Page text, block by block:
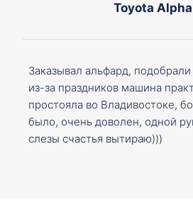
Toyota
Заказывал альфард,
из-за праздников машина
простояла во Владивостоке,
было, очень доволен, одной
слезы счастья вытираю)))